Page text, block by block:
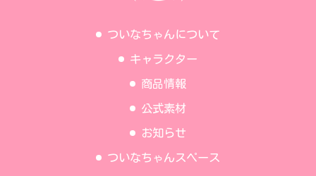
ついなちゃんについて
キャラクター
商品情報
公式素材
お知らせ
ついなちゃんスペース